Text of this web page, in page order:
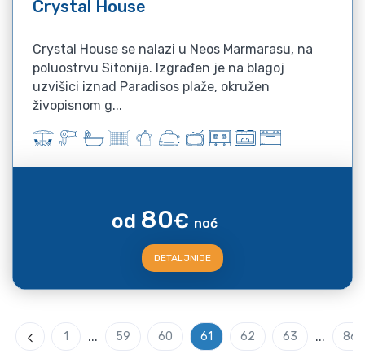
Crystal House
Crystal House se nalazi u Neos Marmarasu, na
poluostrvu Sitonija. Izgrađen je na blagoj
uzvišici iznad Paradisos plaže, okružen
živopisnom g...
od 80€ noć
DETALJNIJE
Previous
1 ... 59 60 61 62 63 ... 86